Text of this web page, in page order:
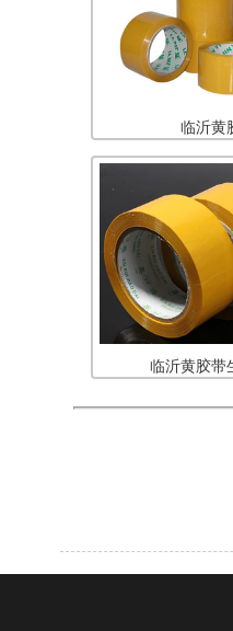
临沂黄
临沂黄胶带